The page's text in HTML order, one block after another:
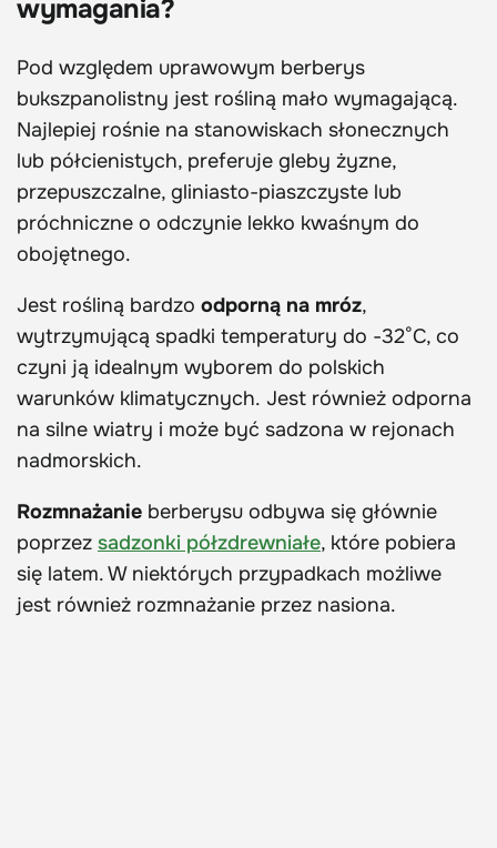
wymagania?
Pod względem uprawowym berberys
bukszpanolistny jest rośliną mało wymagającą.
Najlepiej rośnie na stanowiskach słonecznych
lub półcienistych, preferuje gleby żyzne,
przepuszczalne, gliniasto-piaszczyste lub
próchniczne o odczynie lekko kwaśnym do
obojętnego.
Jest rośliną bardzo odporną na mróz,
wytrzymującą spadki temperatury do -32°C, co
czyni ją idealnym wyborem do polskich
warunków klimatycznych. Jest również odporna
na silne wiatry i może być sadzona w rejonach
nadmorskich.
Rozmnażanie berberysu odbywa się głównie
poprzez sadzonki półzdrewniałe, które pobiera
się latem. W niektórych przypadkach możliwe
jest również rozmnażanie przez nasiona.